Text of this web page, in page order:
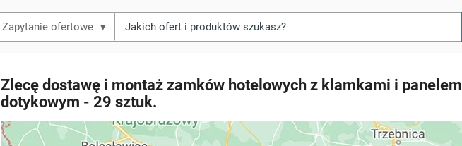
▾
Zlecę dostawę i montaż zamków hotelowych z klamkami i panelem
dotykowym - 29 sztuk.